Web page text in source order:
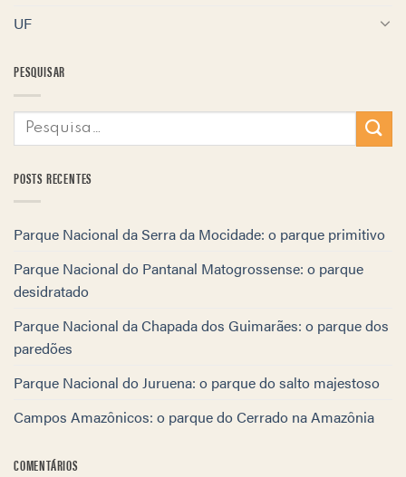
UF
PESQUISAR
POSTS RECENTES
Parque Nacional da Serra da Mocidade: o parque primitivo
Parque Nacional do Pantanal Matogrossense: o parque
desidratado
Parque Nacional da Chapada dos Guimarães: o parque dos
paredões
Parque Nacional do Juruena: o parque do salto majestoso
Campos Amazônicos: o parque do Cerrado na Amazônia
COMENTÁRIOS